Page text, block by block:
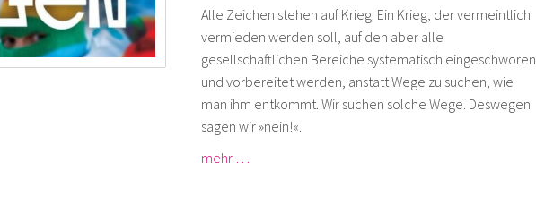
Alle Zeichen stehen auf Krieg. Ein Krieg, der vermeintlich
vermieden werden soll, auf den aber alle
gesellschaftlichen Bereiche systematisch eingeschworen
und vorbereitet werden, anstatt Wege zu suchen, wie
man ihm entkommt. Wir suchen solche Wege. Deswegen
sagen wir »nein!«.
mehr …